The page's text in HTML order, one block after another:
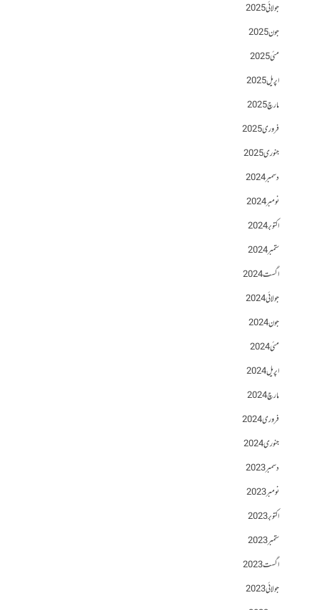
جولائی 2025
جون 2025
مئی 2025
اپریل 2025
مارچ 2025
فروری 2025
جنوری 2025
دسمبر 2024
نومبر 2024
اکتوبر 2024
ستمبر 2024
اگست 2024
جولائی 2024
جون 2024
مئی 2024
اپریل 2024
مارچ 2024
فروری 2024
جنوری 2024
دسمبر 2023
نومبر 2023
اکتوبر 2023
ستمبر 2023
اگست 2023
جولائی 2023